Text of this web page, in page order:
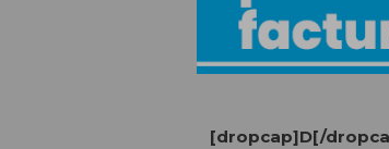
[dropcap]D[/